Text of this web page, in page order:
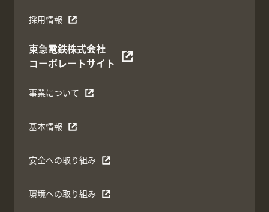
採用情報
東急電鉄株式会社
コーポレートサイト
事業について
基本情報
安全への取り組み
環境への取り組み